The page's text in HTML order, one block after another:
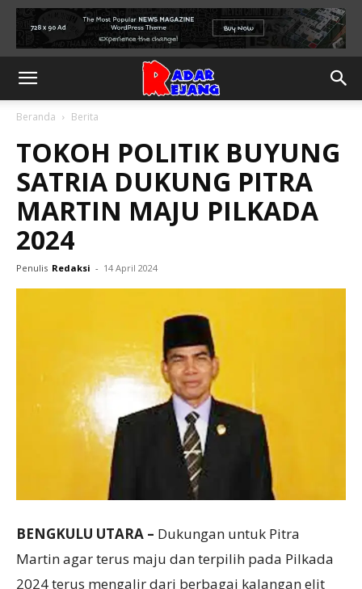
Beranda Berita
TOKOH POLITIK BUYUNG
SATRIA DUKUNG PITRA
MARTIN MAJU PILKADA
2024
Penulis Redaksi - 14 April 2024
BENGKULU UTARA – Dukungan untuk Pitra
Martin agar terus maju dan terpilih pada Pilkada
2024 terus mengalir dari berbagai kalangan elit